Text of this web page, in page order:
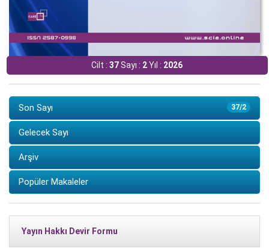
Cilt :37Sayı : 2Yıl : 2026
37/2
Son Sayı
Gelecek Sayı
Arşiv
Popüler Makaleler
Yayın Hakkı Devir Formu